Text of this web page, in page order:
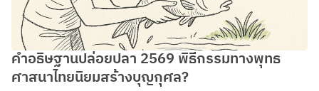
คำอธิษฐานปล่อยปลา 2569 พิธีกรรมทางพุทธ
ศาสนาไทยนิยมสร้างบุญกุศล?